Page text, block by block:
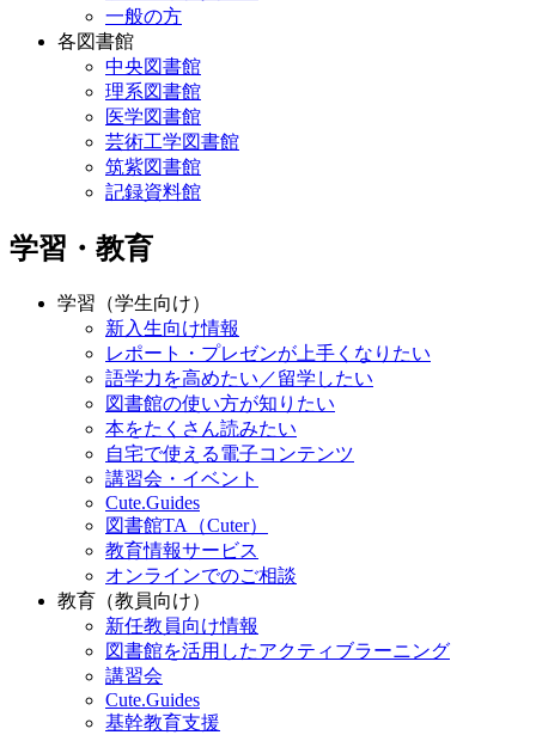
一般の方
各図書館
中央図書館
理系図書館
医学図書館
芸術工学図書館
筑紫図書館
記録資料館
学習・教育
学習（学生向け）
新入生向け情報
レポート・プレゼンが上手くなりたい
語学力を高めたい／留学したい
図書館の使い方が知りたい
本をたくさん読みたい
自宅で使える電子コンテンツ
講習会・イベント
Cute.Guides
図書館TA（Cuter）
教育情報サービス
オンラインでのご相談
教育（教員向け）
新任教員向け情報
図書館を活用したアクティブラーニング
講習会
Cute.Guides
基幹教育支援